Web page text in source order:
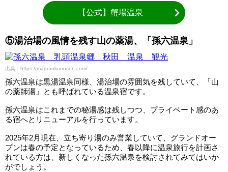
【公式】蟹場温泉
⑤湯治場の風情を残す山の薬湯、「孫六温泉」
出典：https://magorokuonsen.com/
孫六温泉は黒湯温泉同様、湯治場の雰囲気を残していて、「山
の薬師湯」とも呼ばれている温泉宿です。
孫六温泉はこれまでの秘湯感は残しつつ、プライベート感のあ
る宿へとリニューアルを行っています。
2025年2月現在、立ち寄り湯のみ営業していて、グランドオー
プンは春の予定となっているため、春以降に温泉旅行を計画さ
れている方は、新しくなった孫六温泉を検討されてみてはいか
がでしょう。